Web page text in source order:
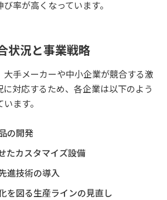
率が高くなっています。
状況と事業戦略
手メーカーや中小企業が競合する激
対応するため、各企業は以下のよう
ます。
の開発
たカスタマイズ設備
進技術の導入
を図る生産ラインの見直し